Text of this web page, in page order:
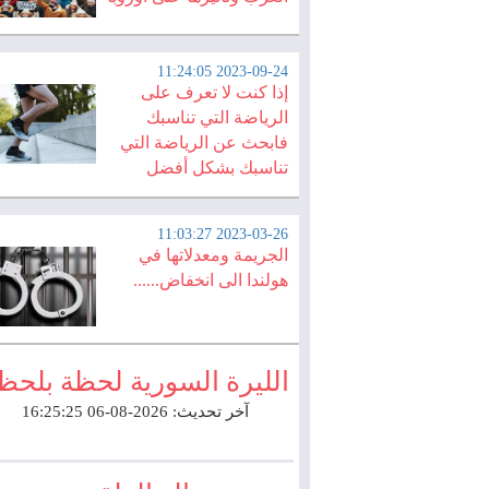
2023-09-24 11:24:05
إذا كنت لا تعرف على
الرياضة التي تناسبك
فابحث عن الرياضة التي
تناسبك بشكل أفضل
2023-03-26 11:03:27
الجريمة ومعدلاتها في
هولندا الى انخفاض......
الليرة السورية لحظة
آخر تحديث: 2026-08-06 16:25:25